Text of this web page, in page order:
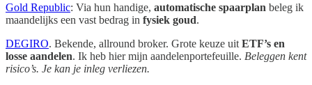
Gold Republic: Via hun handige, automatische spaarplan beleg ik
maandelijks een vast bedrag in fysiek goud.
DEGIRO. Bekende, allround broker. Grote keuze uit ETF’s en
losse aandelen. Ik heb hier mijn aandelenportefeuille. Beleggen kent
risico’s. Je kan je inleg verliezen.